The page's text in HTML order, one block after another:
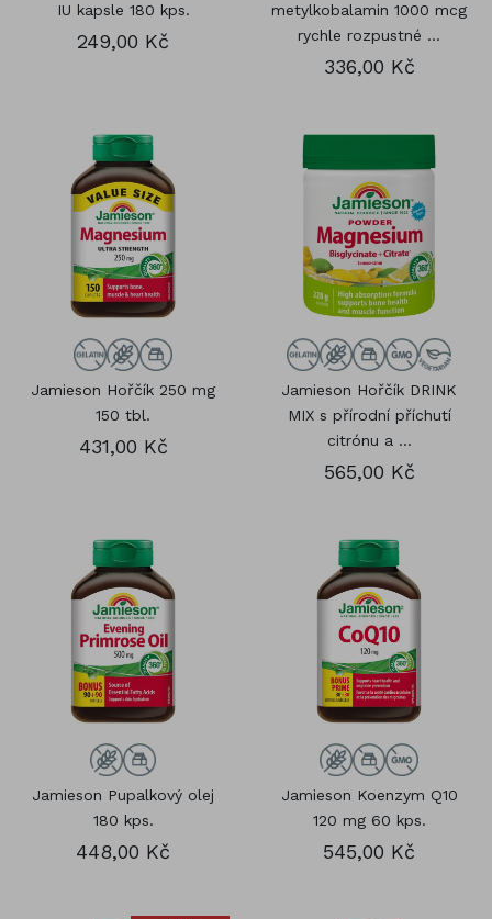
IU kapsle 180 kps.
249,00 Kč
metylkobalamin 1000 mcg
rychle rozpustné ...
336,00 Kč
Jamieson Hořčík 250 mg
150 tbl.
431,00 Kč
Jamieson Hořčík DRINK
MIX s přírodní příchutí
citrónu a ...
565,00 Kč
Jamieson Pupalkový olej
180 kps.
448,00 Kč
Jamieson Koenzym Q10
120 mg 60 kps.
545,00 Kč